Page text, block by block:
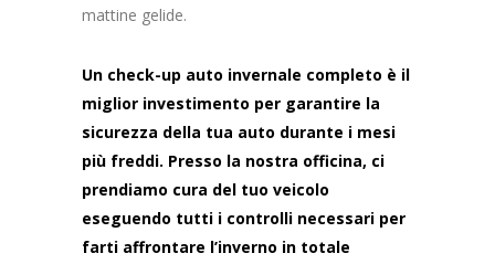
mattine gelide.
Un check-up auto invernale completo è il
miglior investimento per garantire la
sicurezza della tua auto durante i mesi
più freddi. Presso la nostra officina, ci
prendiamo cura del tuo veicolo
eseguendo tutti i controlli necessari per
farti affrontare l’inverno in totale